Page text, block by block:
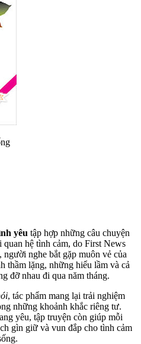
yêu tập hợp những câu chuyện
hệ tình cảm, do First News
nghe bắt gặp muôn vẻ của
thầm lặng, những hiểu lầm và cả
đỡ nhau đi qua năm tháng.
, tác phẩm mang lại trải nghiệm
những khoảnh khắc riêng tư.
yêu, tập truyện còn giúp mỗi
gìn giữ và vun đắp cho tình cảm